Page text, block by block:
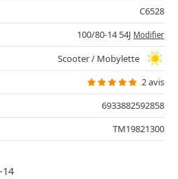
C6528
100/80-14 54J Modifier
Scooter / Mobylette
2 avis
6933882592858
TM19821300